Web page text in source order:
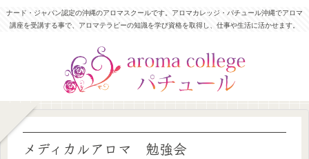
ナード・ジャパン認定の沖縄のアロマスクールです。アロマカレッジ・パチュール沖縄でアロマ
講座を受講する事で、アロマテラピーの知識を学び資格を取得し、仕事や生活に活かせます。
メディカルアロマ 勉強会